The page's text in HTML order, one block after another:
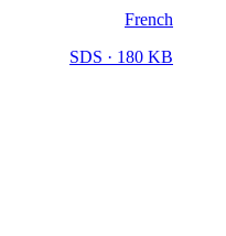
French
SDS · 180 KB